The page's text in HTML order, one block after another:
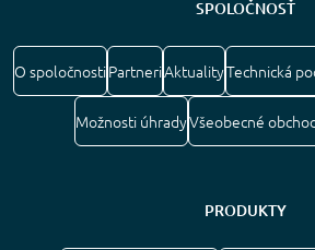
SPOLOČNOSŤ
O spoločnostiPartneriAktualityTechnická
Možnosti úhradyVšeobecné
PRODUKTY